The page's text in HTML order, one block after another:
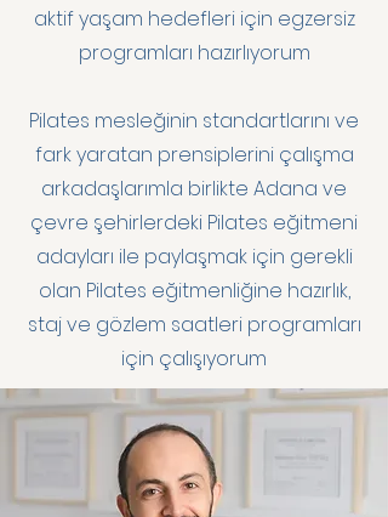
aktif yaşam hedefleri için egzersiz
programları hazırlıyorum
Pilates mesleğinin standartlarını ve
fark yaratan prensiplerini çalışma
arkadaşlarımla birlikte Adana ve
çevre şehirlerdeki Pilates eğitmeni
adayları ile paylaşmak için gerekli
olan Pilates eğitmenliğine hazırlık,
staj ve gözlem saatleri programları
için çalışıyorum